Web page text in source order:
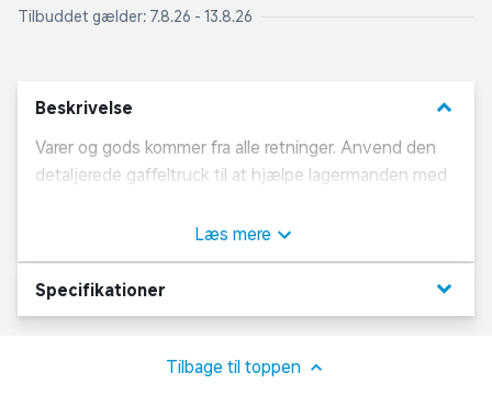
Tilbuddet gælder: 7.8.26 - 13.8.26
Beskrivelse keyboard_arrow_down
Varer og gods kommer fra alle retninger. Anvend den
detaljerede gaffeltruck til at hjælpe lagermanden med
Den bøjelige figurer passer pefekt i sædet. Incl. gods
med magnet.
Læs mere
Specifikationer keyboard_arrow_down
Tilbage til toppen